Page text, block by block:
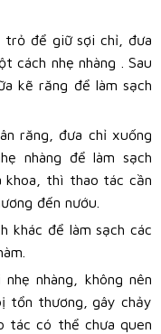
trỏ để giữ sợi chỉ, đưa
cách nhẹ nhàng . Sau
kẽ răng để làm sạch
răng, đưa chỉ xuống
nhàng để làm sạch
khoa, thì thao tác cần
đến nướu.
khác để làm sạch các
nhàng, không nên
tổn thương, gây chảy
tác có thể chưa quen